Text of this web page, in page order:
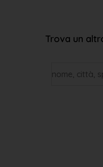
Trova un